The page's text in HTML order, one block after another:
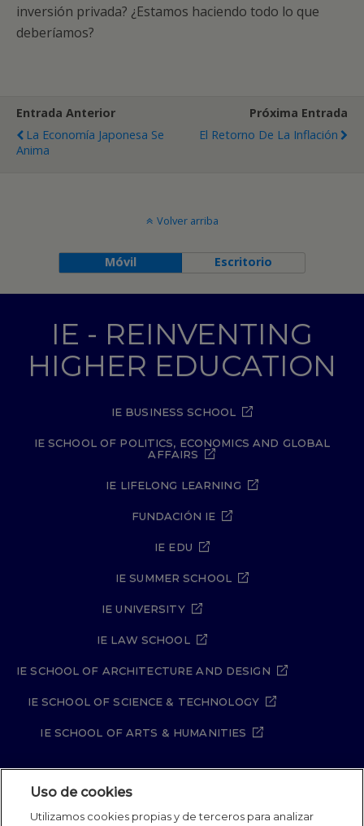
inversión privada? ¿Estamos haciendo todo lo que
deberíamos?
Entrada Anterior
La Economía Japonesa Se
Anima
Próxima Entrada
El Retorno De La Inflación
Volver arriba
Móvil Escritorio
IE - REINVENTING
HIGHER EDUCATION
IE BUSINESS SCHOOL
IE SCHOOL OF POLITICS, ECONOMICS AND GLOBAL
AFFAIRS
IE LIFELONG LEARNING
FUNDACIÓN IE
IE EDU
IE SUMMER SCHOOL
IE UNIVERSITY
IE LAW SCHOOL
IE SCHOOL OF ARCHITECTURE AND DESIGN
IE SCHOOL OF SCIENCE & TECHNOLOGY
IE SCHOOL OF ARTS & HUMANITIES
Aviso legal
Política de Cookies
Política de seguridad
Uso de cookies
Utilizamos cookies propias y de terceros para analizar